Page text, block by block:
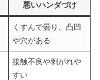
悪いハンダづけ
くすんで曇り、凸凹
や穴がある
接触不良や剥がれや
すい